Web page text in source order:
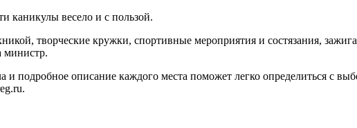
каникулы весело и с пользой.
творческие кружки, спортивные мероприятия и состязания,
министр.
и подробное описание каждого места поможет легко определиться с